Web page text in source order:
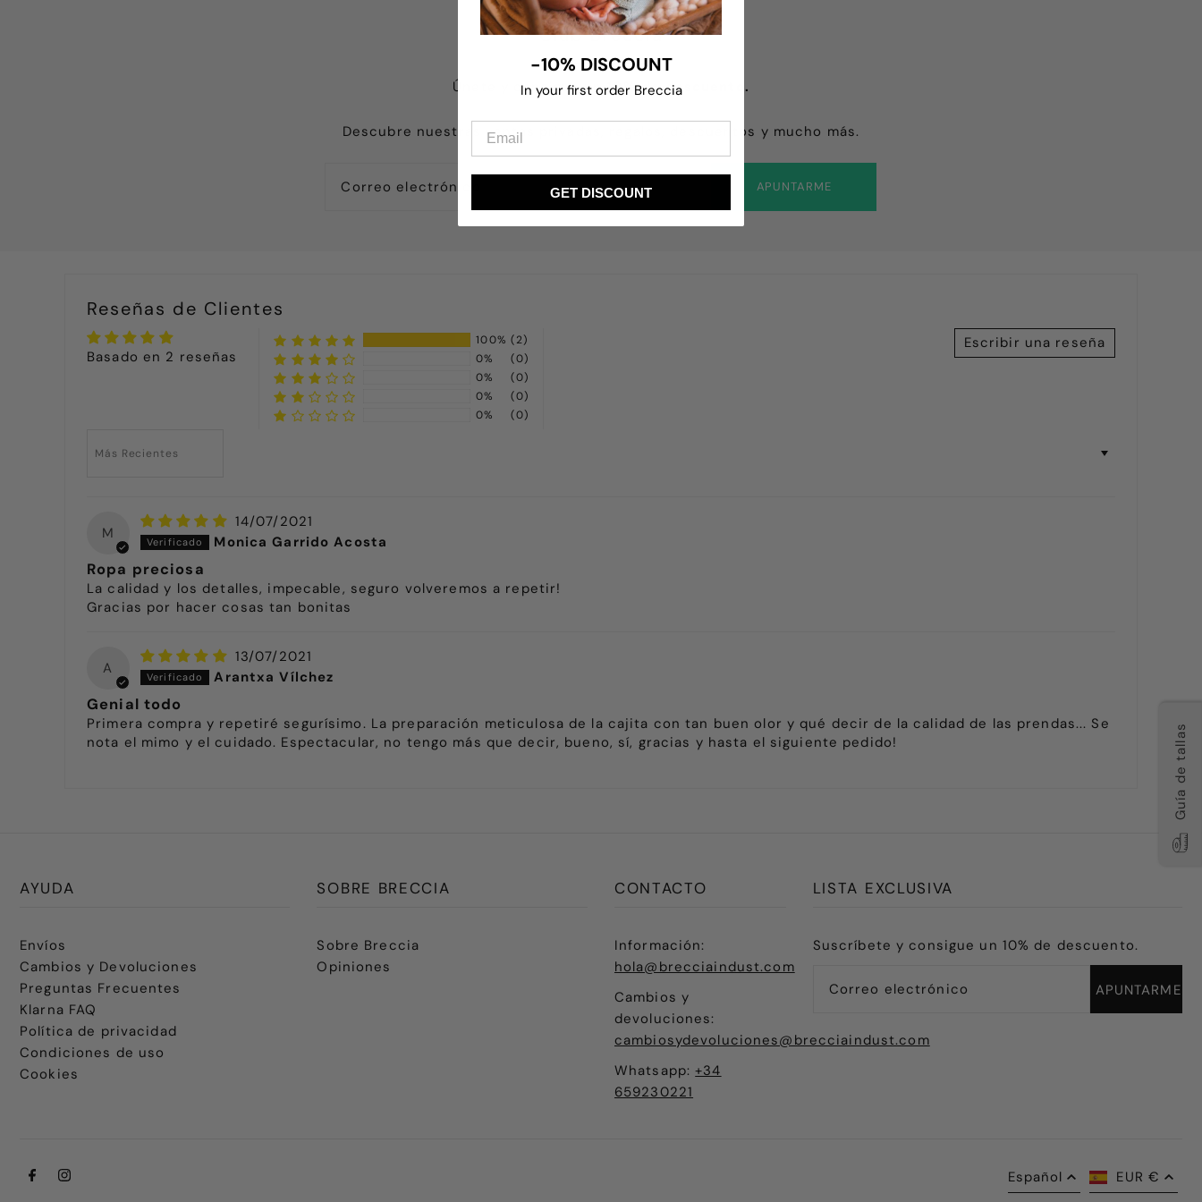
Club Breccia
Únete y consigue un10% de descuento.
Descubre nuestras ventas privadas, regalos, descuentos y mucho más.
APUNTARME
Reseñas de Clientes
Basado en 2 reseñas
Escribir una reseña
100% (2)
0%
(0)
0%
(0)
0%
(0)
0%
(0)
M
14/07/2021
Monica Garrido Acosta
Ropa preciosa
La calidad y los detalles, impecable, seguro volveremos a repetir!
Gracias por hacer cosas tan bonitas
A
13/07/2021
Arantxa Vílchez
Genial todo
Primera compra y repetiré segurísimo. La preparación meticulosa de la cajita con tan buen olor y qué decir de la calidad de las prendas... Se
nota el mimo y el cuidado. Espectacular, no tengo más que decir, bueno, sí, gracias y hasta el siguiente pedido!
AYUDA
Envíos
Cambios y Devoluciones
Preguntas Frecuentes
Klarna FAQ
Política de privacidad
Condiciones de uso
Cookies
SOBRE BRECCIA
Sobre Breccia
Opiniones
CONTACTO
Información:
hola@brecciaindust.com
Cambios y
devoluciones:
cambiosydevoluciones@brecciaindust.com
Whatsapp:+34
659230221
LISTA EXCLUSIVA
Suscríbete y consigue un 10% de descuento.
Español EUR €
Guía de tallas
-10% DISCOUNT
In your first order Breccia
GET DISCOUNT